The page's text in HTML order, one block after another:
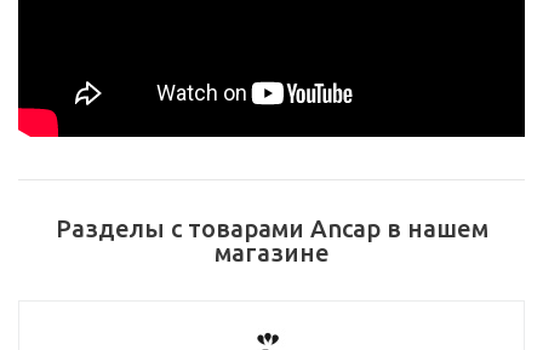
Разделы с товарами Аncap в нашем
магазине